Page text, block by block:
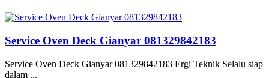
Service Oven Deck Gianyar 081329842183
Service Oven Deck Gianyar 081329842183 Ergi Teknik Selalu siap
dalam ...